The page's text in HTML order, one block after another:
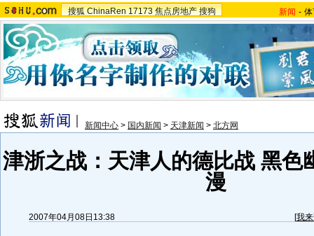
搜狐 ChinaRen 17173 焦点房地产 搜狗 新闻 -
新闻中心 > 国内新闻 > 天津新闻 > 北方网
津浙之战：天津人的德比战 黑色
漫
2007年04月08日13:38 [我